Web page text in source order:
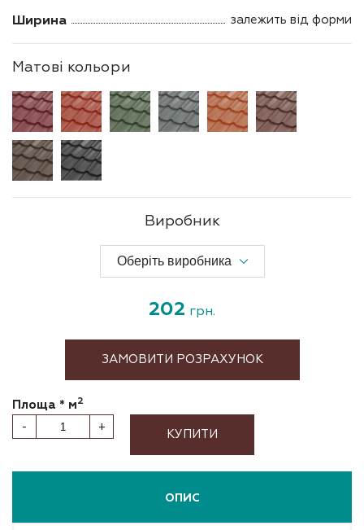
Ширина залежить від форми
Матові кольори
Виробник
202 грн.
ЗАМОВИТИ РОЗРАХУНОК
Площа * м2
- + КУПИТИ
ОПИС